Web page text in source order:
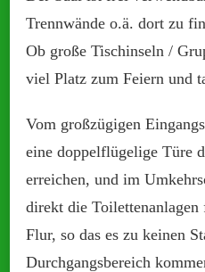
Trennwände o.ä. dort zu
Ob große Tischinseln /
viel Platz zum Feiern und
Vom großzügigen
eine doppelflügelige Türe
erreichen, und im
direkt die
Flur, so das es zu keinen
Durchgangsbereich